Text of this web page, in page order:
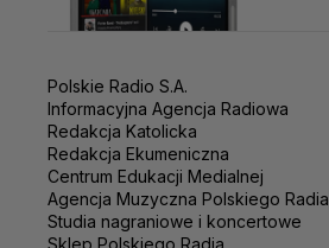
Polskie Radio S.A.
Informacyjna Agencja Radiowa
Redakcja Katolicka
Redakcja Ekumeniczna
Centrum Edukacji Medialnej
Agencja Muzyczna Polskiego Radia
Studia nagraniowe i koncertowe
Sklep Polskiego Radia